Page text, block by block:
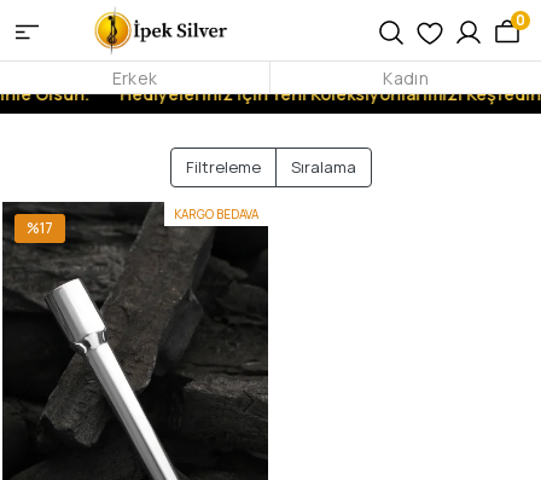
Olsun. Hediyeleriniz İçin Yeni Koleksiyonlarımızı Keşfedin!
0
Erkek Kadın
Filtreleme Sıralama
KARGO BEDAVA
%17